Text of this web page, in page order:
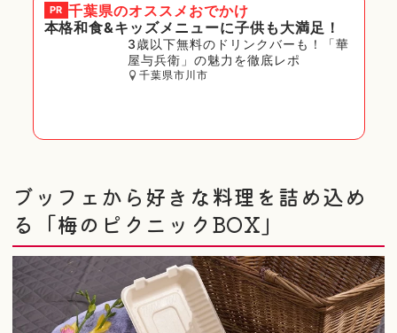
PR 千葉県のオススメおでかけ
本格和食&キッズメニューに子供も大満足！
3歳以下無料のドリンクバーも！「華
屋与兵衛」の魅力を徹底レポ
千葉県市川市
ブッフェから好きな料理を詰め込め
る「梅のピクニックBOX」